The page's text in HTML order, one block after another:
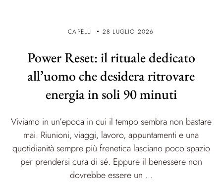
CAPELLI 28 LUGLIO 2026
Power Reset: il rituale dedicato
all’uomo che desidera ritrovare
energia in soli 90 minuti
Viviamo in un’epoca in cui il tempo sembra non bastare
mai. Riunioni, viaggi, lavoro, appuntamenti e una
quotidianità sempre più frenetica lasciano poco spazio
per prendersi cura di sé. Eppure il benessere non
dovrebbe essere un ...